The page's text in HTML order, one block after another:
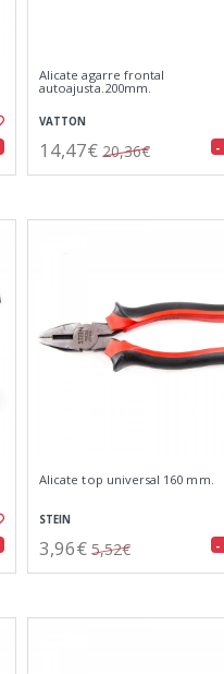
Alicate agarre frontal
autoajusta.200mm.
VATTON
14,47€ 20,36€ -
Alicate top universal 160 mm.
STEIN
3,96€ 5,52€ -